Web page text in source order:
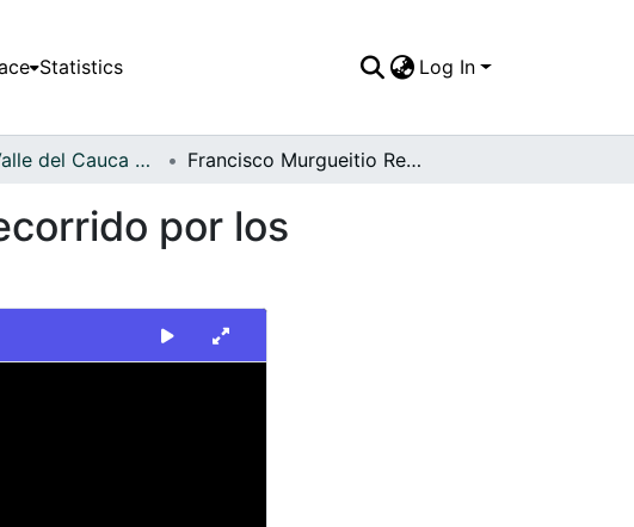
Statistics Log In
FFDO - Valle del Cauca - Patrimonial Francisco Murgueitio Restrepo durante el recorrido por los Municipios del Valle del Cauca
por los